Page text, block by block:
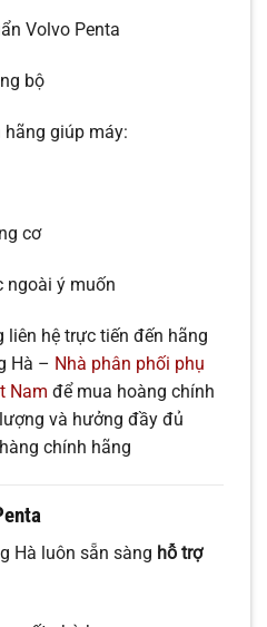
Volvo Penta
bộ
giúp máy:
cơ
ngoài ý muốn
liên hệ trực tiến đến hãng
Hà – Nhà phân phối phụ
Nam để mua hoàng chính
và hưởng đầy đủ
chính hãng
Hà luôn sẵn sàng hỗ trợ